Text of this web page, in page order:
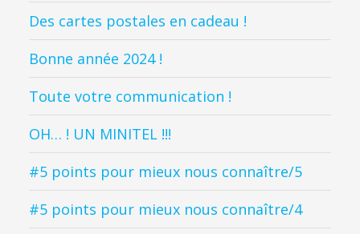
Des cartes postales en cadeau !
Bonne année 2024 !
Toute votre communication !
OH… ! UN MINITEL !!!
#5 points pour mieux nous connaître/5
#5 points pour mieux nous connaître/4